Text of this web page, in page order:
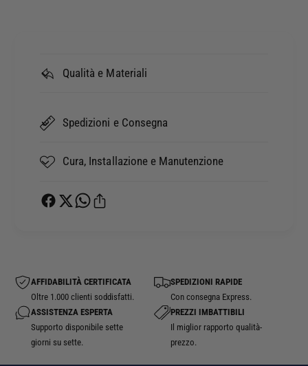
Qualità e Materiali
Spedizioni e Consegna
Cura, Installazione e Manutenzione
AFFIDABILITÀ CERTIFICATA
Oltre 1.000 clienti soddisfatti.
SPEDIZIONI RAPIDE
Con consegna Express.
ASSISTENZA ESPERTA
Supporto disponibile sette
giorni su sette.
PREZZI IMBATTIBILI
Il miglior rapporto qualità-
prezzo.